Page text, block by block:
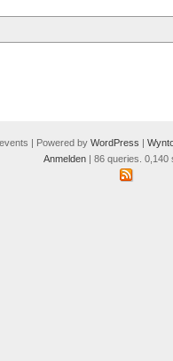
| Powered by WordPress |
Anmelden| 86 queries. 0,140